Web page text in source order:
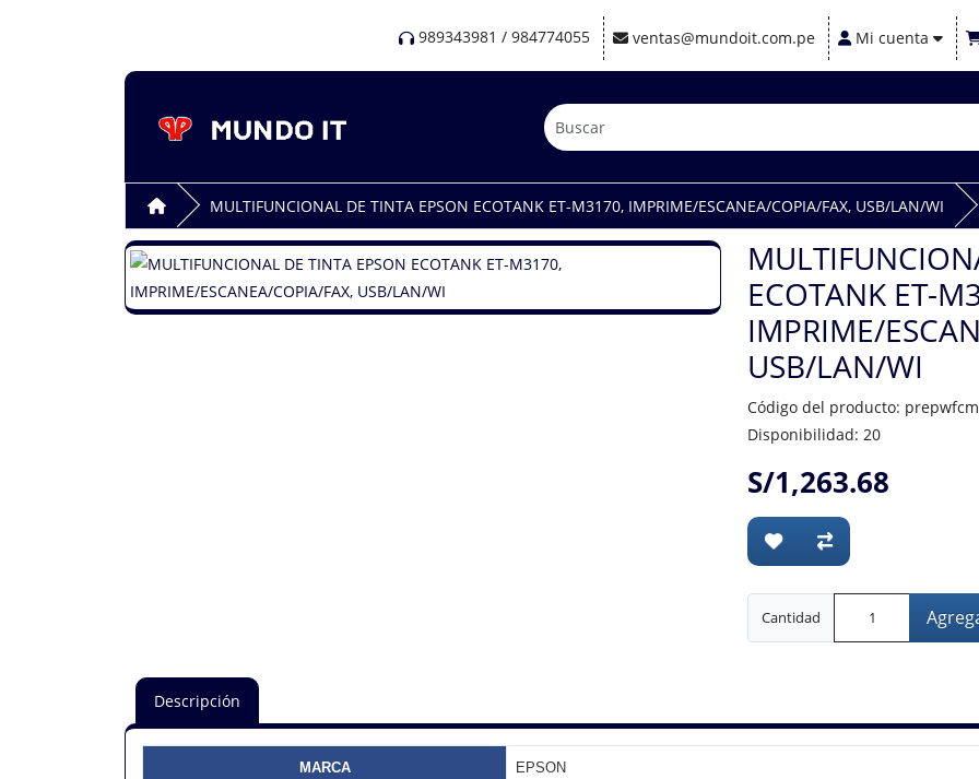
989343981 / 984774055 ventas@mundoit.com.pe Mi cuenta
MULTIFUNCIONAL DE TINTA EPSON ECOTANK ET-M3170, IMPRIME/ESCANEA/COPIA/FAX, USB/LAN/WI
ECOTANK ET-
IMPRIME/
USB/LAN/WI
Código del producto:
Disponibilidad: 20
S/1,263.68
Cantidad
Descripción
MARCA EPSON